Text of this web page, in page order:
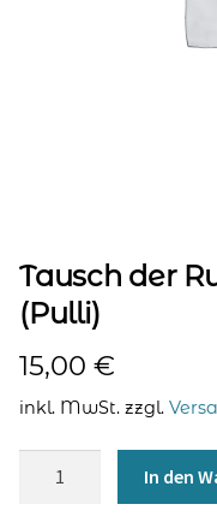
Tausch der
(Pulli)
15,00 €
inkl. MwSt. zzgl.
In den